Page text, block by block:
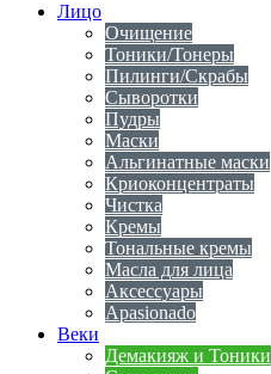
Лицо
Очищение
Тоники/Тонеры
Пилинги/Скрабы
Сыворотки
Пудры
Маски
Альгинатные маски
Криоконцентраты
Чистка
Кремы
Тональные кремы
Масла для лица
Аксессуары
Apasionado
Веки
Демакияж и Тоники